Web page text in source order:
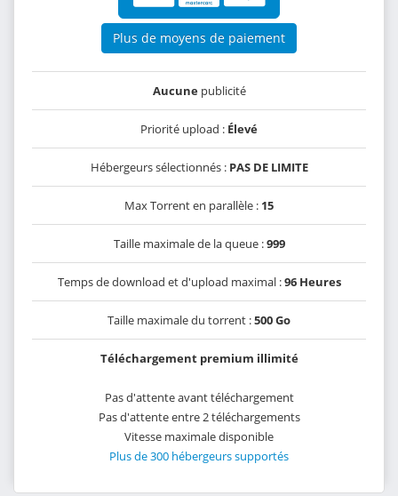
Plus de moyens de paiement
Aucunepublicité
Priorité upload : Élevé
Hébergeurs sélectionnés : PAS DE LIMITE
Max Torrent en parallèle : 15
Taille maximale de la queue :999
Temps de download et d'upload maximal :96 Heures
Taille maximale du torrent :500 Go
Téléchargement premium illimité
Pas d'attente avant téléchargement
Pas d'attente entre 2 téléchargements
Vitesse maximale disponible
Plus de 300 hébergeurs supportés